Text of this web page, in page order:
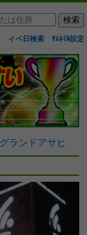
イベ日検索 ｻﾑﾈｲﾙ設定
グランドアサヒ